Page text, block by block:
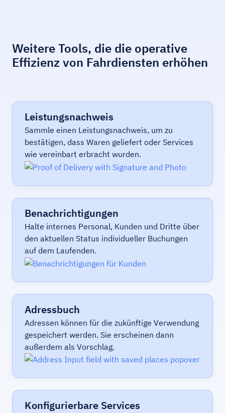
Weitere Tools, die die operative
Effizienz von Fahrdiensten erhöhen
Leistungsnachweis
Sammle einen Leistungsnachweis, um zu
bestätigen, dass Waren geliefert oder Services
wie vereinbart erbracht wurden.
Benachrichtigungen
Halte internes Personal, Kunden und Dritte über
den aktuellen Status individueller Buchungen
auf dem Laufenden.
Adressbuch
Adressen können für die zukünftige Verwendung
gespeichert werden. Sie erscheinen dann
außerdem als Vorschlag.
Konfigurierbare Services